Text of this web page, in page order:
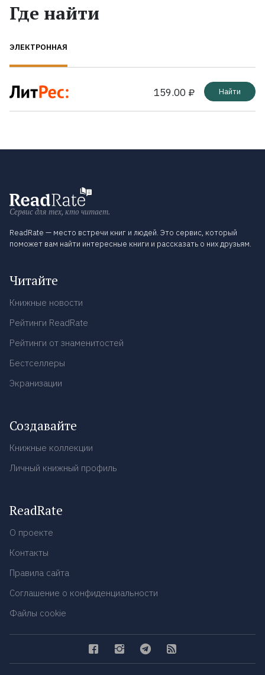
Где найти
ЭЛЕКТРОННАЯ
159.00 ₽ Найти
Сервис для тех, кто читает.
ReadRate — место встречи книг и людей. Это сервис, который
поможет вам найти интересные книги и рассказать о них друзьям.
Читайте
Книжные новости
Рейтинги ReadRate
Рейтинги от знаменитостей
Бестселлеры
Экранизации
Создавайте
Книжные коллекции
Личный книжный профиль
ReadRate
О проекте
Контакты
Правила сайта
Соглашение о конфиденциальности
Файлы cookie